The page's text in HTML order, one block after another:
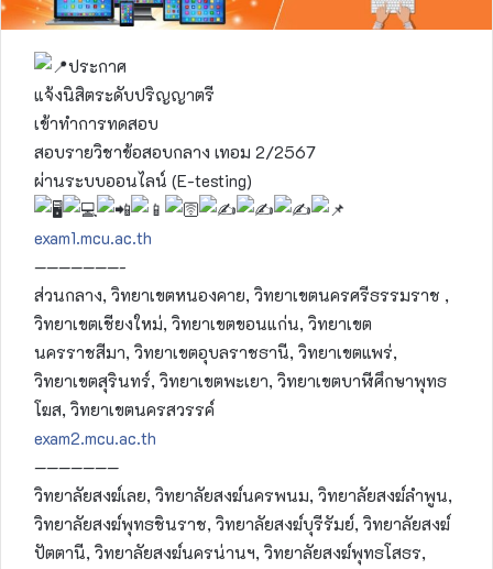
ประกาศ
แจ้งนิสิตระดับปริญญาตรี
เข้าทำการทดสอบ
สอบรายวิชาข้อสอบกลาง เทอม 2/2567
ผ่านระบบออนไลน์ (E-testing)
exam1.mcu.ac.th
———————-
ส่วนกลาง, วิทยาเขตหนองคาย, วิทยาเขตนครศรีธรรมราช ,
วิทยาเขตเชียงใหม่, วิทยาเขตขอนแก่น, วิทยาเขต
นครราชสีมา, วิทยาเขตอุบลราชธานี, วิทยาเขตแพร่,
วิทยาเขตสุรินทร์, วิทยาเขตพะเยา, วิทยาเขตบาฬีศึกษาพุทธ
โฆส, วิทยาเขตนครสวรรค์
exam2.mcu.ac.th
———————
วิทยาลัยสงฆ์เลย, วิทยาลัยสงฆ์นครพนม, วิทยาลัยสงฆ์ลำพูน,
วิทยาลัยสงฆ์พุทธชินราช, วิทยาลัยสงฆ์บุรีรัมย์, วิทยาลัยสงฆ์
ปัตตานี, วิทยาลัยสงฆ์นครน่านฯ, วิทยาลัยสงฆ์พุทธโสธร,